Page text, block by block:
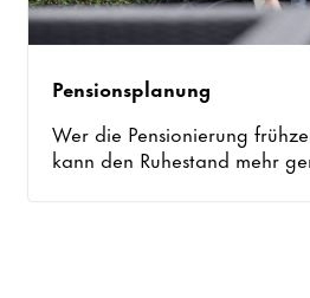
Pensionsplanung
Wer die Pensionierung
kann den Ruhestand mehr